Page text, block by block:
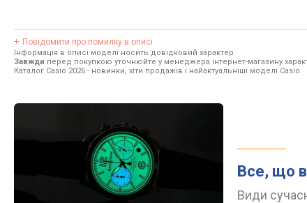
Повідомити про помилку в описі
Інформація в описі моделі носить довідковий характер.
Завжди перед покупкою уточнюйте у менеджера інтернет-магазину
Каталог Casio 2026 - новинки, хіти продажів і найактуальніші моделі Casio.
Все, що
Види